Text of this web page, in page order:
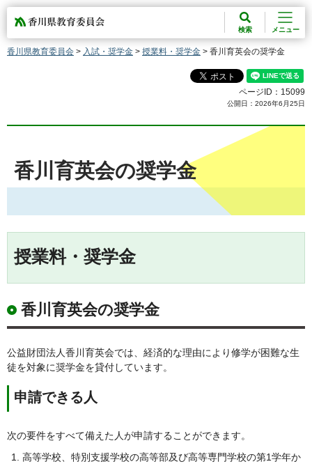
香川県教育委員会
検索 メニュー
香川県教育委員会 > 入試・奨学金 > 授業料・奨学金 > 香川育英会の奨学金
ページID：15099
公開日：2026年6月25日
香川育英会の奨学金
授業料・奨学金
香川育英会の奨学金
公益財団法人香川育英会では、経済的な理由により修学が困難な生
徒を対象に奨学金を貸付しています。
申請できる人
次の要件をすべて備えた人が申請することができます。
高等学校、特別支援学校の高等部及び高等専門学校の第1学年か